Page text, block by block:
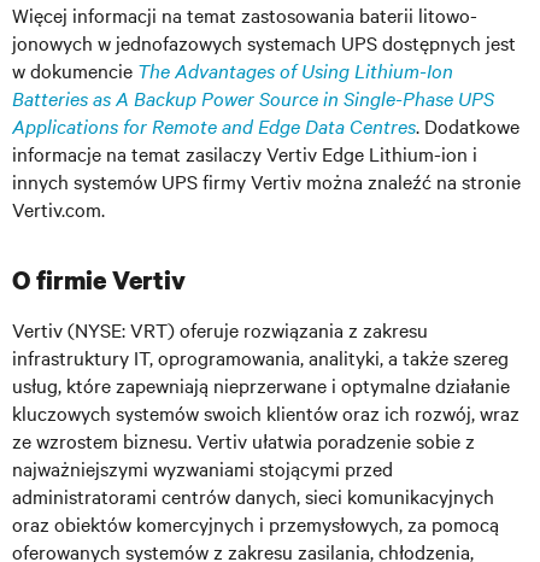
Więcej informacji na temat zastosowania baterii litowo-
jonowych w jednofazowych systemach UPS dostępnych jest
w dokumencie The Advantages of Using Lithium-Ion
Batteries as A Backup Power Source in Single-Phase UPS
Applications for Remote and Edge Data Centres. Dodatkowe
informacje na temat zasilaczy Vertiv Edge Lithium-ion i
innych systemów UPS firmy Vertiv można znaleźć na stronie
Vertiv.com.
O firmie Vertiv
Vertiv (NYSE: VRT) oferuje rozwiązania z zakresu
infrastruktury IT, oprogramowania, analityki, a także szereg
usług, które zapewniają nieprzerwane i optymalne działanie
kluczowych systemów swoich klientów oraz ich rozwój, wraz
ze wzrostem biznesu. Vertiv ułatwia poradzenie sobie z
najważniejszymi wyzwaniami stojącymi przed
administratorami centrów danych, sieci komunikacyjnych
oraz obiektów komercyjnych i przemysłowych, za pomocą
oferowanych systemów z zakresu zasilania, chłodzenia,